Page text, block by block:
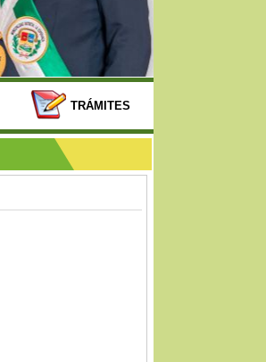
TRÁMITES